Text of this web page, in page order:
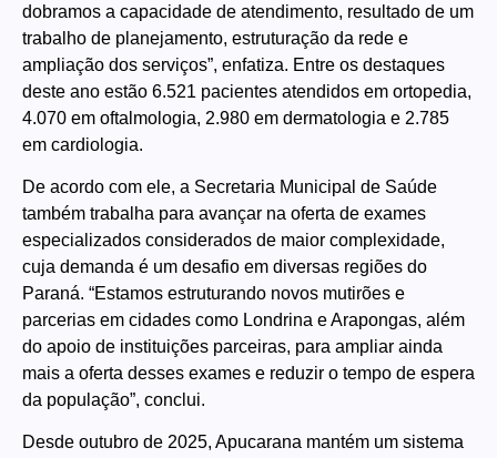
dobramos a capacidade de atendimento, resultado de um
trabalho de planejamento, estruturação da rede e
ampliação dos serviços”, enfatiza. Entre os destaques
deste ano estão 6.521 pacientes atendidos em ortopedia,
4.070 em oftalmologia, 2.980 em dermatologia e 2.785
em cardiologia.
De acordo com ele, a Secretaria Municipal de Saúde
também trabalha para avançar na oferta de exames
especializados considerados de maior complexidade,
cuja demanda é um desafio em diversas regiões do
Paraná. “Estamos estruturando novos mutirões e
parcerias em cidades como Londrina e Arapongas, além
do apoio de instituições parceiras, para ampliar ainda
mais a oferta desses exames e reduzir o tempo de espera
da população”, conclui.
Desde outubro de 2025, Apucarana mantém um sistema